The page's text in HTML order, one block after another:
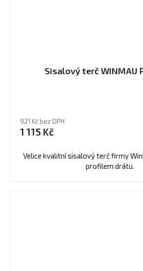
Sisalový terč WINMAU
921 Kč bez DPH
1 115 Kč
Velice kvalitní sisalový terč firmy
profilem drátu.